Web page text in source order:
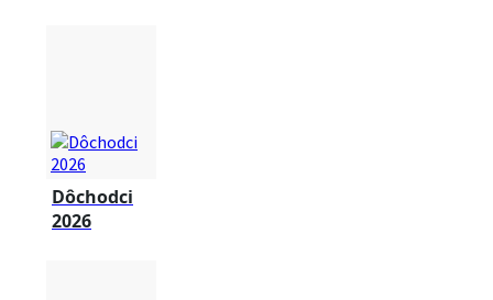
Dôchodci
2026